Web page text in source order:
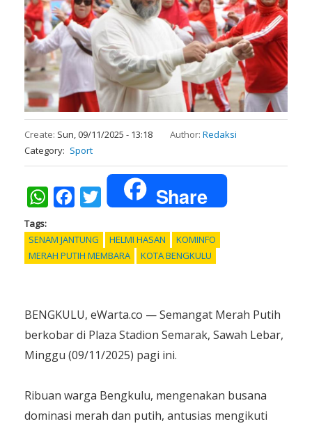
Create: Sun, 09/11/2025 - 13:18 Author: Redaksi
Category
Sport
WhatsAppFacebookTwitter Share
Tags
SENAM JANTUNG
HELMI HASAN
KOMINFO
MERAH PUTIH MEMBARA
KOTA BENGKULU
BENGKULU, eWarta.co — Semangat Merah Putih
berkobar di Plaza Stadion Semarak, Sawah Lebar,
Minggu (09/11/2025) pagi ini.
Ribuan warga Bengkulu, mengenakan busana
dominasi merah dan putih, antusias mengikuti